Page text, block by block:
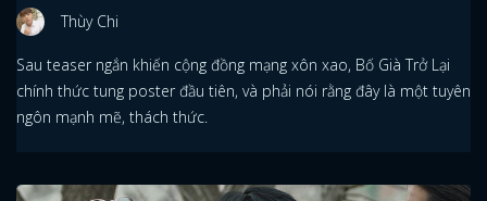
Thùy Chi
Sau teaser ngắn khiến cộng đồng mạng xôn xao, Bố Già Trở Lại
chính thức tung poster đầu tiên, và phải nói rằng đây là một tuyên
ngôn mạnh mẽ, thách thức.